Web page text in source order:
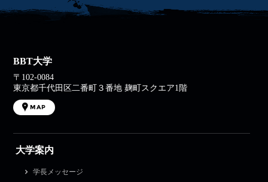
BBT大学
〒102-0084
東京都千代田区二番町３番地 麹町スクエア1階
MAP
大学案内
学長メッセージ